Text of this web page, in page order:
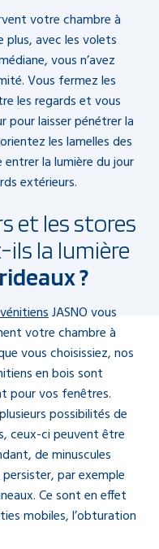
votre chambre à
plus, avec les volets
vous n’avez
Vous fermez les
les regards et vous
pour laisser pénétrer la
les lamelles des
la lumière du jour
extérieurs.
et les stores
la lumière
?
JASNO vous
votre chambre à
vous choisissiez, nos
en bois sont
pour vos fenêtres.
possibilités de
ceux-ci peuvent être
de minuscules
par exemple
Ce sont en effet
mobiles, l’obturation